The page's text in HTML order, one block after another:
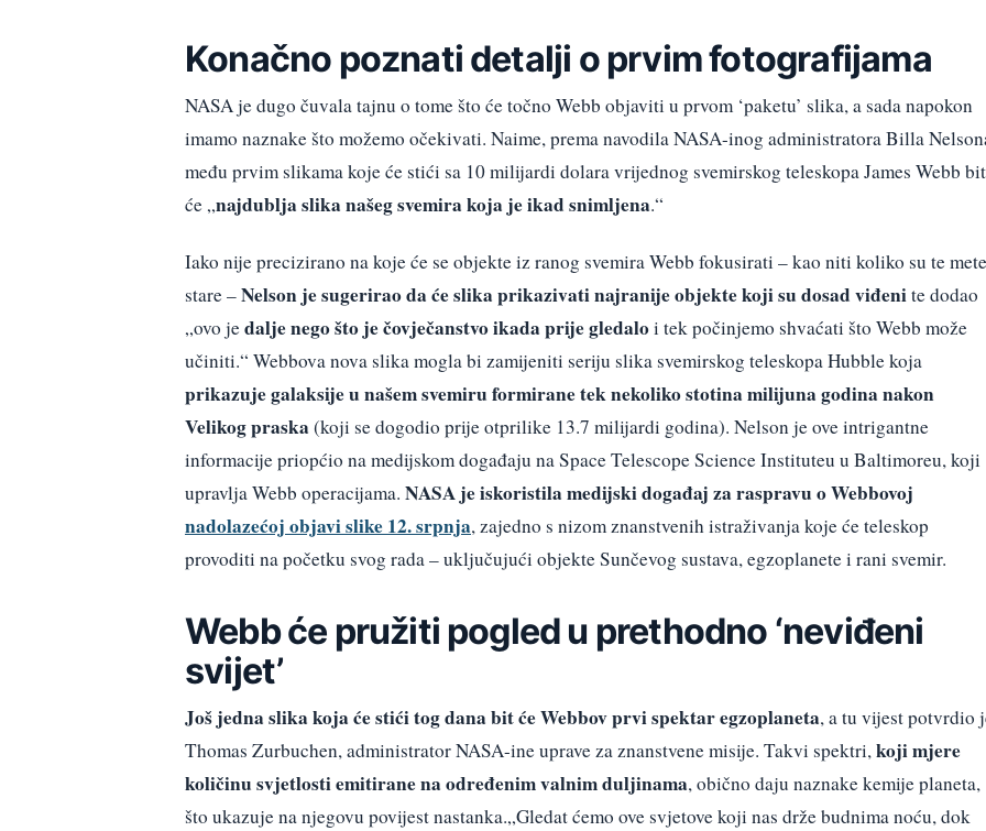
Konačno poznati detalji o prvim fotografijama
NASA je dugo čuvala tajnu o tome što će točno Webb objaviti u prvom ‘paketu’ slika, a sada napokon
imamo naznake što možemo očekivati. Naime, prema navodila NASA-inog administratora Billa
među prvim slikama koje će stići sa 10 milijardi dolara vrijednog svemirskog teleskopa James Webb bit
će „najdublja slika našeg svemira koja je ikad snimljena.“
Iako nije precizirano na koje će se objekte iz ranog svemira Webb fokusirati – kao niti koliko su te mete
stare –Nelson je sugerirao da će slika prikazivati najranije objekte koji su dosad viđenite dodao
„ovo jedalje nego što je čovječanstvo ikada prije gledaloi tek počinjemo shvaćati što Webb može
učiniti.“ Webbova nova slika mogla bi zamijeniti seriju slika svemirskog teleskopa Hubble koja
prikazuje galaksije u našem svemiru formirane tek nekoliko stotina milijuna godina nakon
Velikog praska (koji se dogodio prije otprilike 13.7 milijardi godina). Nelson je ove intrigantne
informacije priopćio na medijskom događaju na Space Telescope Science Instituteu u Baltimoreu, koji
upravlja Webb operacijama. NASA je iskoristila medijski događaj za raspravu o Webbovoj
nadolazećoj objavi slike 12. srpnja, zajedno s nizom znanstvenih istraživanja koje će teleskop
provoditi na početku svog rada – uključujući objekte Sunčevog sustava, egzoplanete i rani svemir.
Webb će pružiti pogled u prethodno ‘neviđeni
svijet’
Još jedna slika koja će stići tog dana bit će Webbov prvi spektar egzoplaneta, a tu vijest potvrdio
Thomas Zurbuchen, administrator NASA-ine uprave za znanstvene misije. Takvi spektri,koji mjere
količinu svjetlosti emitirane na određenim valnim duljinama, obično daju naznake kemije planeta,
što ukazuje na njegovu povijest nastanka.„Gledat ćemo ove svjetove koji nas drže budnima noću, dok